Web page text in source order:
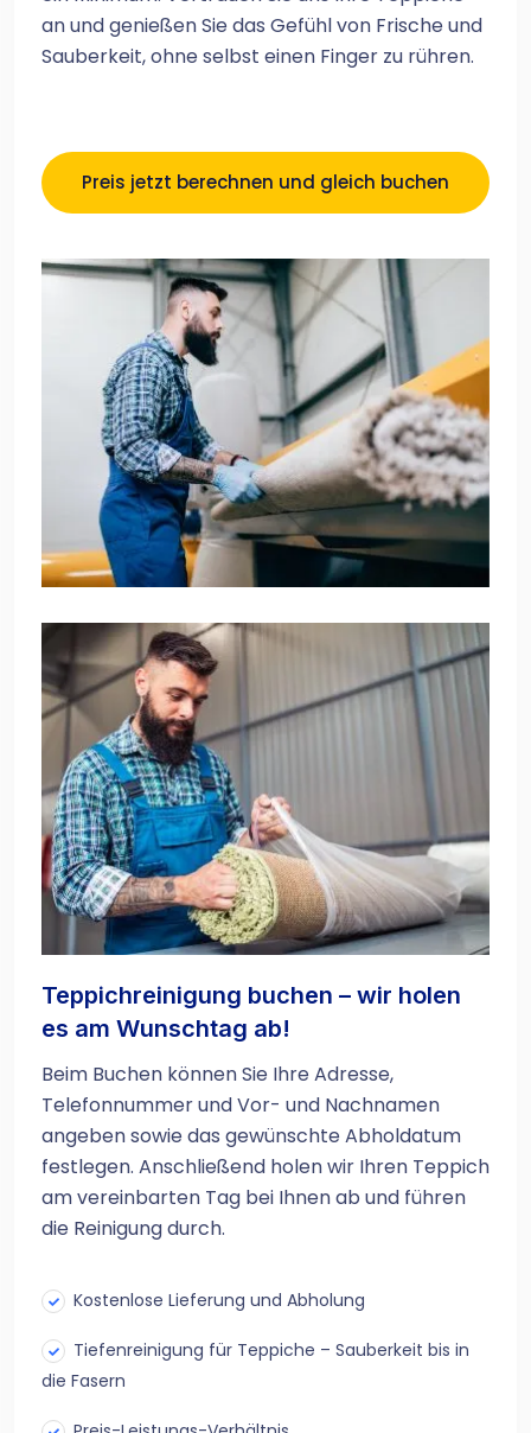
an und genießen Sie das Gefühl von Frische und
Sauberkeit, ohne selbst einen Finger zu rühren.
Preis jetzt berechnen und gleich buchen
Teppichreinigung buchen – wir holen
es am Wunschtag ab!
Beim Buchen können Sie Ihre Adresse,
Telefonnummer und Vor- und Nachnamen
angeben sowie das gewünschte Abholdatum
festlegen. Anschließend holen wir Ihren Teppich
am vereinbarten Tag bei Ihnen ab und führen
die Reinigung durch.
Kostenlose Lieferung und Abholung
Tiefenreinigung für Teppiche – Sauberkeit bis in
die Fasern